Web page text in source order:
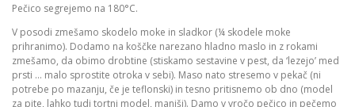
Pečico segrejemo na 180°C.
V posodi zmešamo skodelo moke in sladkor (¼ skodele moke
prihranimo). Dodamo na koščke narezano hladno maslo in z rokami
zmešamo, da obimo drobtine (stiskamo sestavine v pest, da ‘lezejo’ med
prsti … malo sprostite otroka v sebi). Maso nato stresemo v pekač (ni
potrebe po mazanju, če je teflonski) in tesno pritisnemo ob dno (model
za pite, lahko tudi tortni model, manjši). Damo v vročo pečico in pečemo